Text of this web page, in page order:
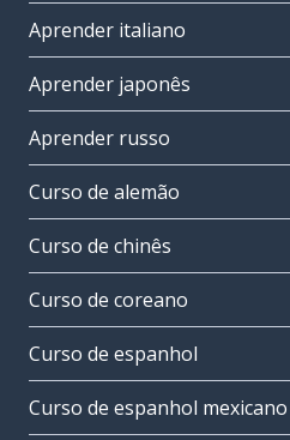
Aprender italiano
Aprender japonês
Aprender russo
Curso de alemão
Curso de chinês
Curso de coreano
Curso de espanhol
Curso de espanhol mexicano